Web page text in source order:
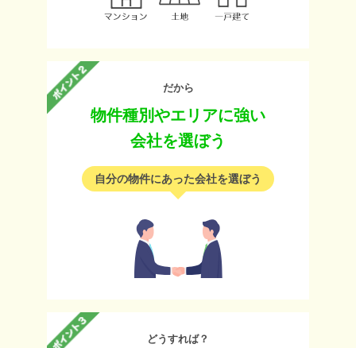
だから
物件種別やエリアに強い
会社を選ぼう
自分の物件にあった会社を選ぼう
どうすれば？